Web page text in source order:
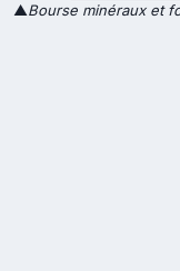
▲Bourse minéraux et